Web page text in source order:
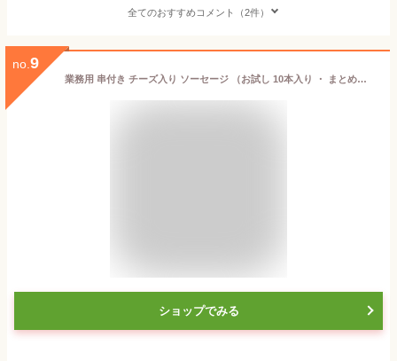
全てのおすすめコメント（2件）
no. 9
業務用 串付き チーズ入り ソーセージ （お試し 10本入り ・ まとめ買いで送料無料 100本入り ） 冷凍 チーズ入り ソーセージ ナチュラルチーズ 屋台 出店 お祭 文化祭 イベント 文化祭 キッチンカー バザー 銀河フーズ
ショップでみる